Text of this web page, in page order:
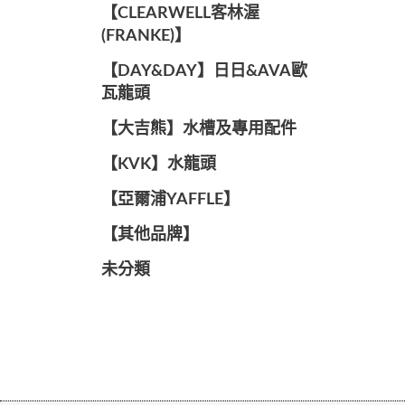
️【CLEARWELL客林渥
(FRANKE)】️
️【DAY&DAY】️日日&AVA歐
瓦龍頭
【大吉熊】水槽及專用配件
️【KVK】水龍頭️
【亞爾浦YAFFLE】
️【其他品牌】️
未分類